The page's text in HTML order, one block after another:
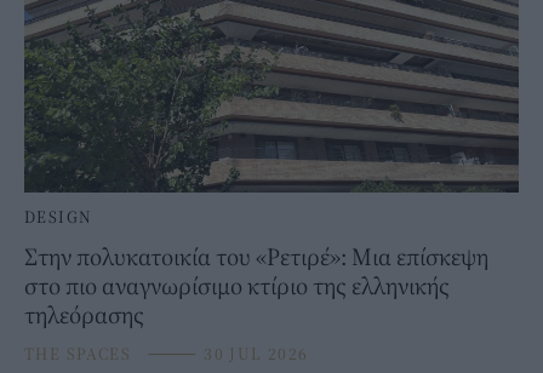
DESIGN
Στην πολυκατοικία του «Ρετιρέ»: Μια επίσκεψη
στο πιο αναγνωρίσιμο κτίριο της ελληνικής
τηλεόρασης
THE SPACES ⸻ 30 JUL 2026